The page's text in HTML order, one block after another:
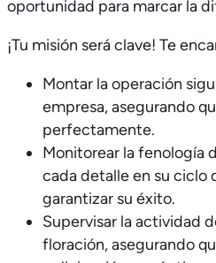
oportunidad para marcar la
¡Tu misión será clave! Te
Montar la operación
empresa, asegurando
perfectamente.
Monitorear la fenología
cada detalle en su ciclo
garantizar su éxito.
Supervisar la actividad
floración, asegurando